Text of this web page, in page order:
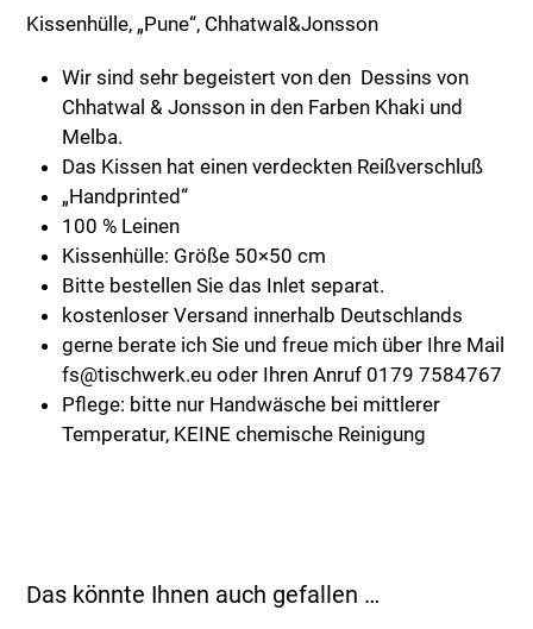
Kissenhülle, „Pune“, Chhatwal&Jonsson
Wir sind sehr begeistert von den Dessins von
Chhatwal & Jonsson in den Farben Khaki und
Melba.
Das Kissen hat einen verdeckten Reißverschluß
„Handprinted“
100 % Leinen
Kissenhülle: Größe 50×50 cm
Bitte bestellen Sie das Inlet separat.
kostenloser Versand innerhalb Deutschlands
gerne berate ich Sie und freue mich über Ihre Mail
fs@tischwerk.eu oder Ihren Anruf 0179 7584767
Pflege: bitte nur Handwäsche bei mittlerer
Temperatur, KEINE chemische Reinigung
Das könnte Ihnen auch gefallen …